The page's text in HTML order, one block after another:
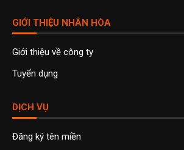
GIỚI THIỆU NHÂN HÒA
Giới thiệu về công ty
Tuyển dụng
DỊCH VỤ
Đăng ký tên miền